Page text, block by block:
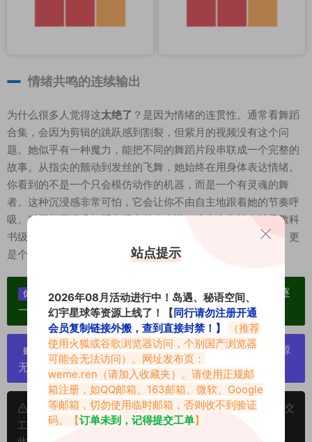
情绪共鸣的连续输出
为什么很多人觉得这太绝了 ？是因为情绪的连贯性。通常看舞蹈
合集，会因为剪辑的跳跃感到割裂，但紫月的视频没有这个问
题。她似乎有一种魔力，能把不同的舞蹈片段串联成一个完整的
故事。从指尖的颤动到发丝的飞舞，她始终在用身体表达情绪。
你看到的不是一个只会模仿动作的机器，而是一个有灵魂的舞
者。这种沉浸感非常可怕，它会让你不由自主地跟着她的节奏呼
吸。对于想要提升舞蹈表现力的人来说，这个合集简直就是教科
书级别的示范。紫月用实力证明了，舞蹈不仅是技术的展示，更
是个人魅力的极致释放。
优势：
单个博主作品统一整合分享、素材高度去重复、逐
一归档方便收藏！
提示：
严禁搬运资源链接，一经发现封号处理，素材资源
无露点、需求请绕道，关闭本站网页！
申明：本文资源均来源网友分享，若侵犯了您的权限可以提交
工单处理。
站点提示
2026年08月活动进行中！岛遇、秘语空间、
幻宇星球等资源上线了！【 同行请勿注册开通
会员复制链接外搬，查到直接封禁！】
（推荐
使用火狐或谷歌浏览器访问，个别国产浏览器
可能会无法访问）。网址发布页：
weme.ren （请加入收藏夹）。请使用正规邮
箱注册，如QQ邮箱、163邮箱、微软、Google
等邮箱，切勿使用临时邮箱，否则收不到验证
码。【订单未到，记得提交工单】